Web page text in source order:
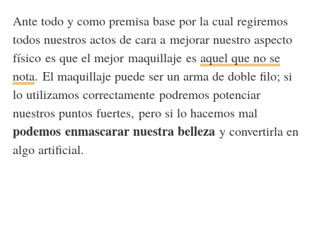
Ante todo y como premisa base por la cual regiremos
todos nuestros actos de cara a mejorar nuestro aspecto
físico es que el mejor maquillaje es aquel que no se
nota. El maquillaje puede ser un arma de doble filo; si
lo utilizamos correctamente podremos potenciar
nuestros puntos fuertes, pero si lo hacemos mal
podemos enmascarar nuestra bellezay convertirla en
algo artificial.